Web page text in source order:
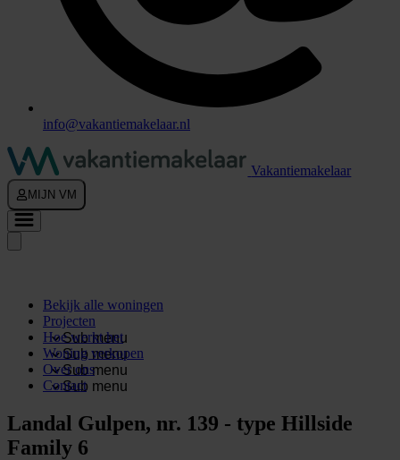
info@vakantiemakelaar.nl
Vakantiemakelaar
MIJN VM
Bekijk alle woningen
Projecten
Sub menu
Hoe werkt het
Sub menu
Woning verkopen
Sub menu
Over ons
Sub menu
Contact
Landal Gulpen, nr. 139 - type Hillside
Family 6